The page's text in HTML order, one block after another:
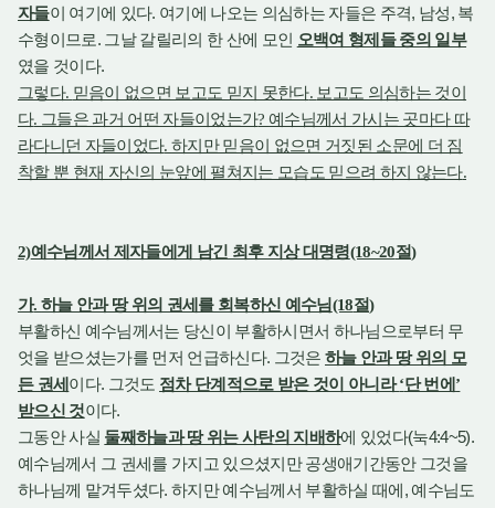
자들이 여기에 있다. 여기에 나오는 의심하는 자들은 주격, 남성, 복
수형이므로. 그날 갈릴리의 한 산에 모인
오백여 형제들 중의 일부
였을 것이다.
그렇다. 믿음이 없으면 보고도 믿지 못한다. 보고도 의심하는 것이
다. 그들은 과거 어떤 자들이었는가? 예수님께서 가시는 곳마다 따
라다니던 자들이었다.하지만 믿음이 없으면 거짓된 소문에 더 짐
착할 뿐 현재 자신의 눈앞에 펼쳐지는 모습도 믿으려 하지 않는다.
2)예수님께서 제자들에게 남긴 최후 지상 대명령(18~20절)
가.하늘 안과 땅 위의 권세를 회복하신 예수님(18절)
부활하신 예수님께서는 당신이 부활하시면서 하나님으로부터 무
엇을 받으셨는가를 먼저 언급하신다. 그것은하늘 안과 땅 위의 모
든 권세 이다. 그것도 점차 단계적으로 받은 것이 아니라‘단 번에 ’
받으신 것이다.
그동안 사실 둘째하늘과 땅 위는 사탄의 지배하에 있었다(눅4:4~5).
예수님께서 그 권세를 가지고 있으셨지만 공생애기간동안 그것을
하나님께 맡겨두셨다.하지만 예수님께서 부활하실 때에 , 예수님도